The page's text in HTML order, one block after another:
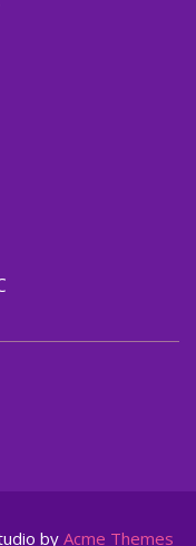
by Acme Themes